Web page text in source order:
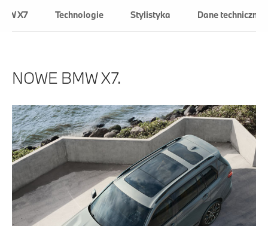
X7 Technologie Stylistyka Dane techniczne
NOWE BMW X7.